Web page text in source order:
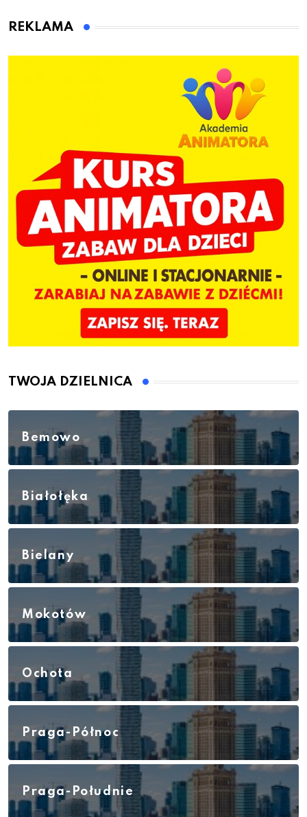
REKLAMA
TWOJA DZIELNICA
Bemowo
Białołęka
Bielany
Mokotów
Ochota
Praga-Północ
Praga-Południe